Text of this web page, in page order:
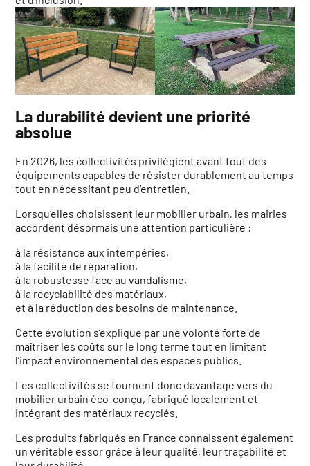
La durabilité devient une priorité
absolue
En 2026, les collectivités privilégient avant tout des
équipements capables de résister durablement au temps
tout en nécessitant peu d’entretien.
Lorsqu’elles choisissent leur mobilier urbain, les mairies
accordent désormais une attention particulière :
à la résistance aux intempéries,
à la facilité de réparation,
à la robustesse face au vandalisme,
à la recyclabilité des matériaux,
et à la réduction des besoins de maintenance.
Cette évolution s’explique par une volonté forte de
maîtriser les coûts sur le long terme tout en limitant
l’impact environnemental des espaces publics.
Les collectivités se tournent donc davantage vers du
mobilier urbain éco-conçu, fabriqué localement et
intégrant des matériaux recyclés.
Les produits fabriqués en France connaissent également
un véritable essor grâce à leur qualité, leur traçabilité et